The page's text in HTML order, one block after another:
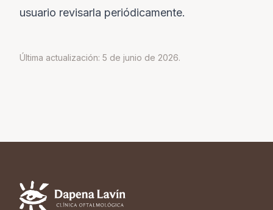
usuario revisarla periódicamente.
Última actualización: 5 de junio de 2026.